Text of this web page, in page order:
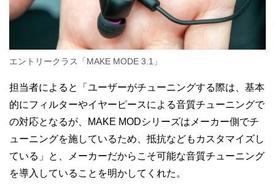
エントリークラス「MAKE MODE 3.1」
担当者によると「ユーザーがチューニングする際は、基本
的にフィルターやイヤーピースによる音質チューニングで
の対応となるが、MAKE MODシリーズはメーカー側でチ
ューニングを施しているため、抵抗などもカスタマイズし
ている」と、メーカーだからこそ可能な音質チューニング
を導入していることを明かしてくれた。